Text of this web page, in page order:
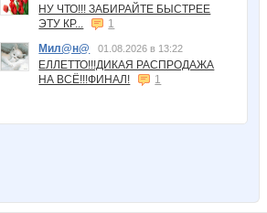
НУ ЧТО!!! ЗАБИРАЙТЕ БЫСТРЕЕ
ЭТУ КР...
1
Мил@н@
01.08.2026 в 13:22
ЕЛЛЕТТО!!!ДИКАЯ РАСПРОДАЖА
НА ВСЁ!!!ФИНАЛ!
1